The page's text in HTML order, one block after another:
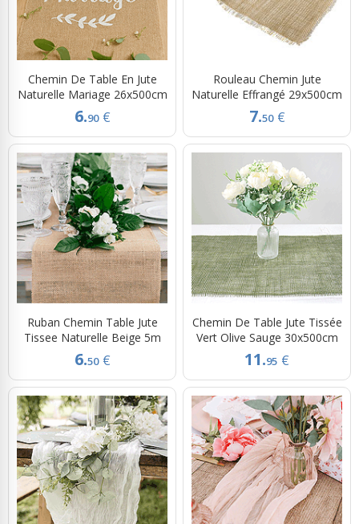
Chemin De Table En Jute
Naturelle Mariage 26x500cm
6.90 €
Rouleau Chemin Jute
Naturelle Effrangé 29x500cm
7.50 €
Ruban Chemin Table Jute
Tissee Naturelle Beige 5m
6.50 €
Chemin De Table Jute Tissée
Vert Olive Sauge 30x500cm
11.95 €